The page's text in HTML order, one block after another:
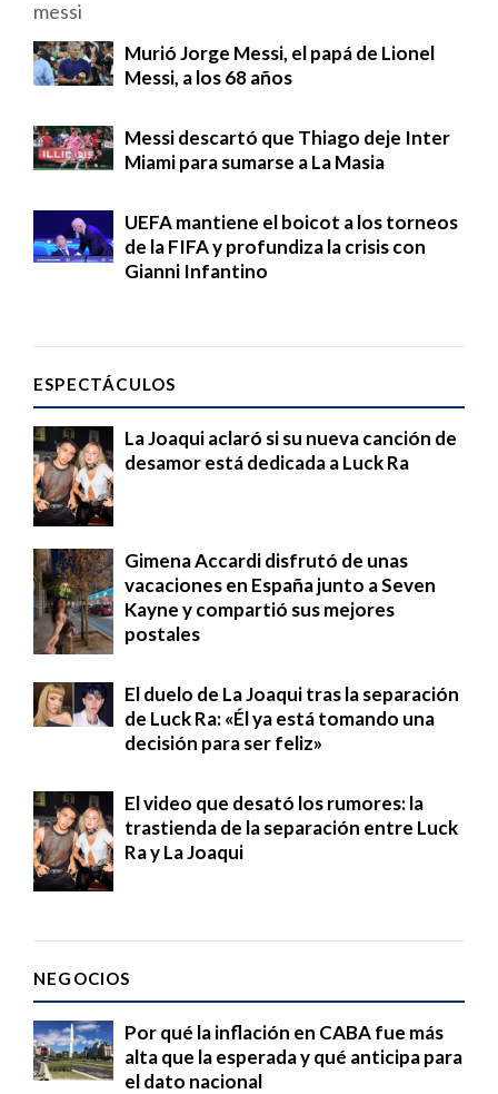
Murió Jorge Messi, el papá de Lionel
Messi, a los 68 años
Messi descartó que Thiago deje Inter
Miami para sumarse a La Masia
UEFA mantiene el boicot a los torneos
de la FIFA y profundiza la crisis con
Gianni Infantino
ESPECTÁCULOS
La Joaqui aclaró si su nueva canción de
desamor está dedicada a Luck Ra
Gimena Accardi disfrutó de unas
vacaciones en España junto a Seven
Kayne y compartió sus mejores
postales
El duelo de La Joaqui tras la separación
de Luck Ra: «Él ya está tomando una
decisión para ser feliz»
El video que desató los rumores: la
trastienda de la separación entre Luck
Ra y La Joaqui
NEGOCIOS
Por qué la inflación en CABA fue más
alta que la esperada y qué anticipa para
el dato nacional